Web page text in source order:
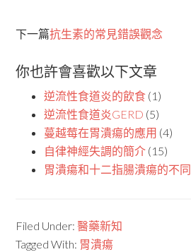
下一篇抗生素的常見錯誤觀念
你也許會喜歡以下文章
逆流性食道炎的飲食 (1)
逆流性食道炎GERD (5)
蔓越莓在胃潰瘍的應用 (4)
自律神經失調的簡介 (15)
胃潰瘍和十二指腸潰瘍的不同
Filed Under:醫藥新知
Tagged With: 胃潰瘍